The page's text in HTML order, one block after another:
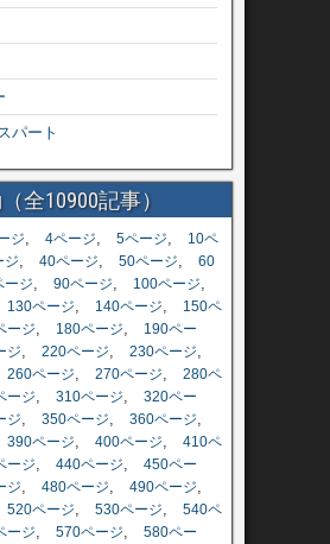
パート
全10900記事）
ジ, 4ページ, 5ページ,
10ペ
ジ, 40ページ, 50ページ, 60
ージ, 90ページ, 100ページ,
130ページ, 140ページ,
150ペ
ージ, 180ページ,
190ペー
ジ, 220ページ, 230ページ,
260ページ, 270ページ, 280ペ
ージ, 310ページ, 320ペー
ジ, 350ページ, 360ページ,
390ページ, 400ページ, 410ペ
ージ, 440ページ, 450ペー
ジ, 480ページ, 490ページ,
520ページ, 530ページ, 540ペ
ージ, 570ページ, 580ペー